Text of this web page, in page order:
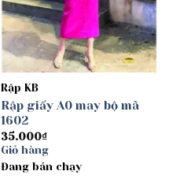
Rập KB
Rập giấy A0 may bộ mã
1602
35.000₫
Giỏ hàng
Đang bán chạy